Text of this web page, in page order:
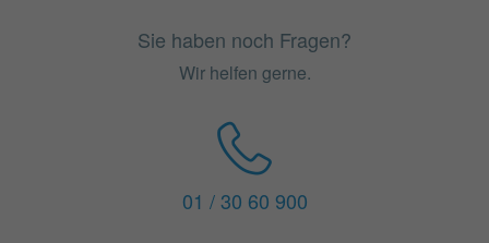
Sie haben noch Fragen?
Wir helfen gerne.
01 / 30 60 900